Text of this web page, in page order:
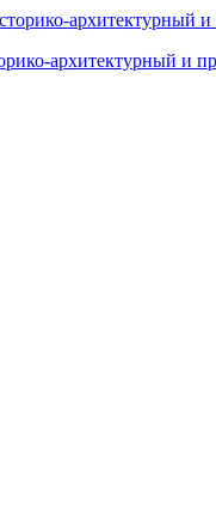
архитектурный и